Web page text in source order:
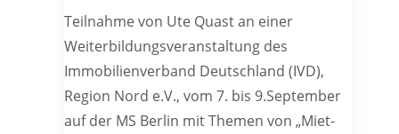
Teilnahme von Ute Quast an einer
Weiterbildungsveranstaltung des
Immobilienverband Deutschland (IVD),
Region Nord e.V., vom 7. bis 9.September
auf der MS Berlin mit Themen von „Miet-